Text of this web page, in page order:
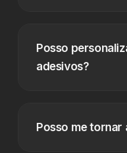
Posso
adesivos?
Posso me tornar